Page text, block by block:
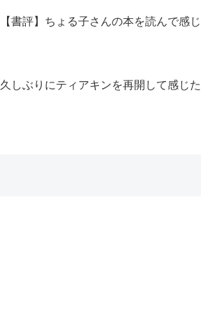
【書評】ちょる子さんの本を読んで感
久しぶりにティアキンを再開して感じ